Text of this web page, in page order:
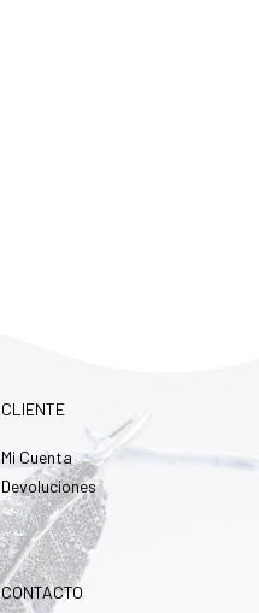
CLIENTE
Mi Cuenta
Devoluciones
CONTACTO